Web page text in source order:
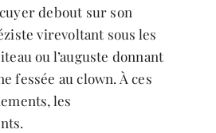
debout sur son
virevoltant sous les
ou l’auguste donnant
fessée au clown. À ces
les